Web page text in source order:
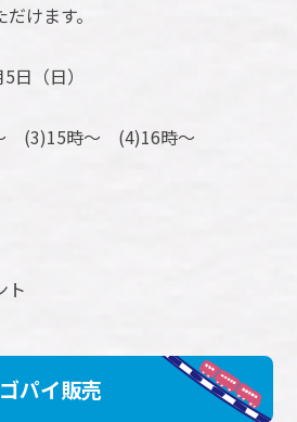
けます。
日（日）
(3)15時～ (4)16時～
ト
パイ販売